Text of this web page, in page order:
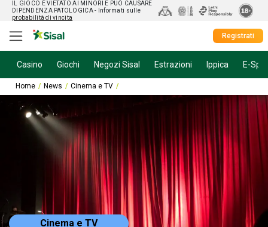
IL GIOCO È VIETATO AI MINORI E PUÒ CAUSARE
DIPENDENZA PATOLOGICA - Informati sulle
probabilità di vincita
Registrati
Casino Giochi Negozi Sisal Estrazioni Ippica E-
Home News Cinema e TV
Cinema e TV